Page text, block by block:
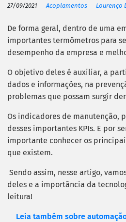
27/09/2021 Acoplamentos Lourenço
De forma geral, dentro de uma
importantes termômetros para
desempenho da empresa e
O objetivo deles é auxiliar, a
dados e informações, na
problemas que possam surgir
Os indicadores de manutenção,
desses importantes KPIs. E por
importante conhecer os
que existem.
Sendo assim, nesse artigo,
deles e a importância da
leitura!
Leia também sobre